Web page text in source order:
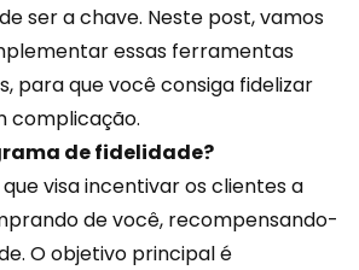
ser a chave. Neste post, vamos
essas ferramentas
para que você consiga fidelizar
complicação.
de fidelidade?
visa incentivar os clientes a
de você, recompensando-
O objetivo principal é